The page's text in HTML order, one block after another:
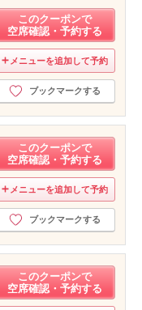
このクーポンで
空席確認・予約する
メニューを追加して予約
ブックマークする
このクーポンで
空席確認・予約する
メニューを追加して予約
ブックマークする
このクーポンで
空席確認・予約する